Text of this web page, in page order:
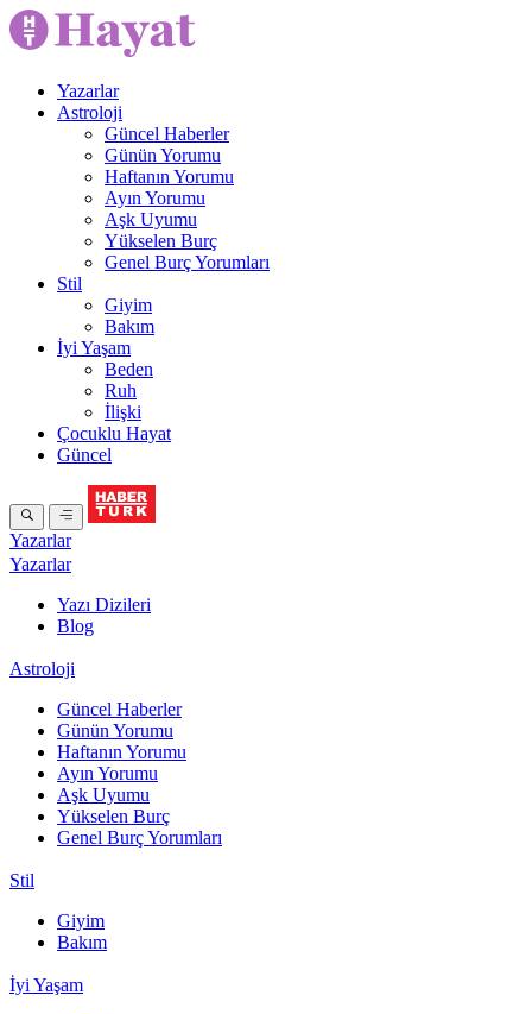
Yazarlar
Astroloji
Güncel Haberler
Günün Yorumu
Haftanın Yorumu
Ayın Yorumu
Aşk Uyumu
Yükselen Burç
Genel Burç Yorumları
Stil
Giyim
Bakım
İyi Yaşam
Beden
Ruh
İlişki
Çocuklu Hayat
Güncel
Yazarlar
Yazarlar
Yazı Dizileri
Blog
Astroloji
Güncel Haberler
Günün Yorumu
Haftanın Yorumu
Ayın Yorumu
Aşk Uyumu
Yükselen Burç
Genel Burç Yorumları
Stil
Giyim
Bakım
İyi Yaşam